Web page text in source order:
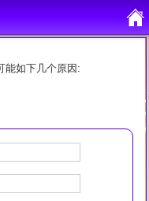
能如下几个原因: